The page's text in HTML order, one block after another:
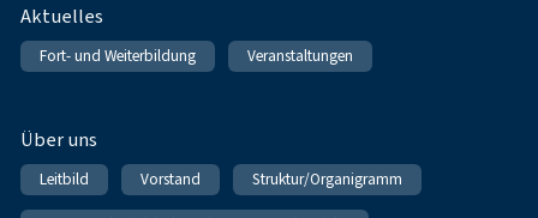
Fußnavigation
Aktuelles
Fort- und Weiterbildung Veranstaltungen
Über uns
Leitbild Vorstand Struktur/Organigramm